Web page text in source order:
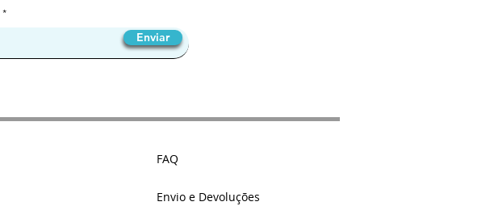
Enviar
FAQ
Envio e Devoluções